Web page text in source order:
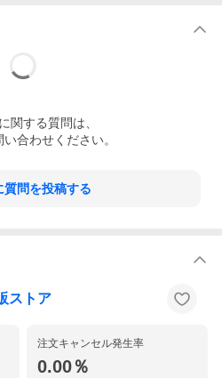
に関する質問は、
合わせください。
質問を投稿する
ストア
注文キャンセル発生率
0.00％